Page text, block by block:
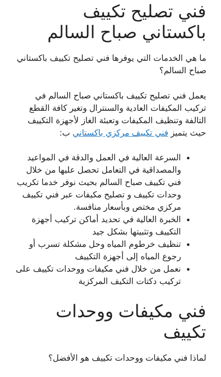
فني تصليح تكييف
باكستاني صباح السالم
ما هي الخدمات التي يوفرها فني تصليح تكييف باكستاني
صباح السالم؟
يعمل فني تصليح تكييف باكستاني صباح السالم في
تركيب المكيفات العادية والسنترال وتغير كافة القطع
التالفة وتنظيف المكيفات وتعبئة الغاز لأجهزة التكييف
حيث يتميز فني تكييف مركزي باكستاني ب:
السرعة العالية في العمل والدقة في المواعيد
والمصداقية في التعامل تحصل عليها من خلال
فني تكييف صباح السالم بحيث نوفر خدما تكريب
وحدات تكييف و تصليح مكيفات عبر فني تكييف
مركزي مختص وبأسعار منافسة.
الخبرة العالية في تحديد أماكن تركيب أجهزة
التكييف وتثبيتها بشكل جيد
تنظيف خرطوم المياه وحل مشكلة تسرب أو
رجوع المياه إلى أجهزة التكييف
نعمل من خلال فني مكيفات ووحدات تكييف على
تركيب دكتات التكيف المركزية
فني مكيفات ووحدات
تكييف
لماذا فني مكيفات ووحدات تكييف هو الأفضل؟